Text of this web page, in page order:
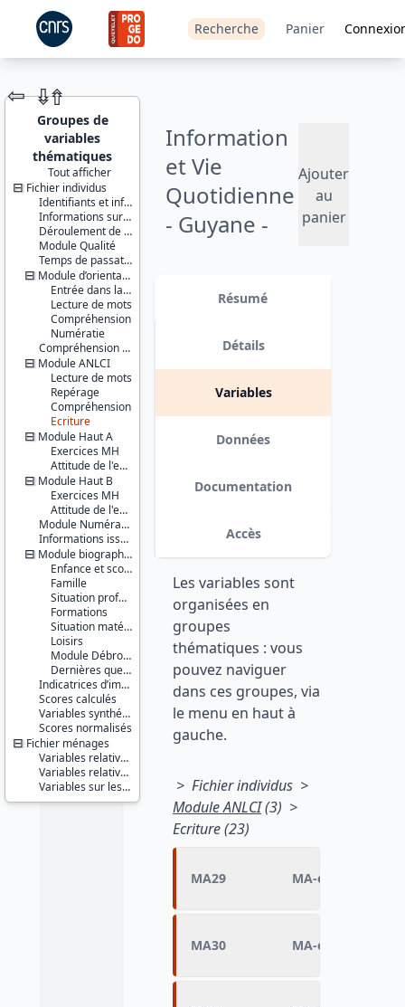
Recherche Panier
JEU DE
DONNÉES
Information
et Vie
Quotidienne
- Guyane -
Ajouter
au
panier
⇦ ⇮⇮
Groupes de
variables
thématiques
Tout afficher
Fichier individus
Identifiants et informations géographiques
Informations sur le ménage
Déroulement de l’enquête
Module Qualité
Temps de passation
Module d’orientation
Entrée dans la situation
Lecture de mots
Compréhension
Numératie
Compréhension orale
Module ANLCI
Lecture de mots
Repérage
Compréhension
Ecriture
Module Haut A
Exercices MH
Attitude de l'enquêté(e)
Module Haut B
Exercices MH
Attitude de l'enquêté(e)
Module Numératie
Informations issues du TCM
Module biographique
Enfance et scolarité
Famille
Situation professionnelle
Formations
Situation matérielle
Loisirs
Module Débrouille
Dernières questions
Indicatrices d’imputation
Scores calculés
Variables synthétiques sur les exercices
Scores normalisés
Fichier ménages
Variables relatives au ménage
Variables relatives à l'individu répertorié
Variables sur les relations de l'individu avec les autres membres du ménage
Identifiants :
lil-1080
doi:10.13144/lil-
1080
Thème :
Conditions
de vie et
société
Série :
Information
et Vie
Quotidienne
(IVQ)
Couverture
géographique :
Guyane
Producteur :
INSEE
Diffuseur :
Progedo-
Adisp
Résumé
Détails
Variables
Données
Documentation
Accès
Les variables sont
organisées en
groupes
thématiques : vous
pouvez naviguer
dans ces groupes, via
le menu en haut à
gauche.
> Fichier individus >
Module ANLCI(3) >
Ecriture (23)
MA29 MA-écriture Q1
MA30 MA-écriture Q2